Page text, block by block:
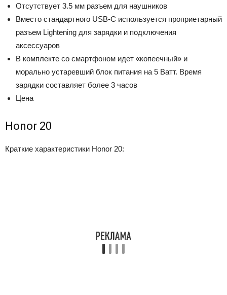
Отсутствует 3.5 мм разъем для наушников
Вместо стандартного USB-C используется проприетарный
разъем Lightening для зарядки и подключения
аксессуаров
В комплекте со смартфоном идет «копеечный» и
морально устаревший блок питания на 5 Ватт. Время
зарядки составляет более 3 часов
Цена
Honor 20
Краткие характеристики Honor 20: